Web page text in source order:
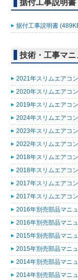
据付工事説明書
据付工事説明書
技術・工事マニ
2021年スリムエアコ
2020年スリムエアコ
2019年スリムエアコ
2024年スリムエアコ
2023年スリムエアコ
2022年スリムエアコ
2018年スリムエアコ
2018年スリムエアコ
2017年スリムエアコ
2017年スリムエアコ
2016年別売部品マニ
2016年別売部品マニ
2015年別売部品マニ
2015年別売部品マニ
2014年別売部品マニ
2014年別売部品マニ